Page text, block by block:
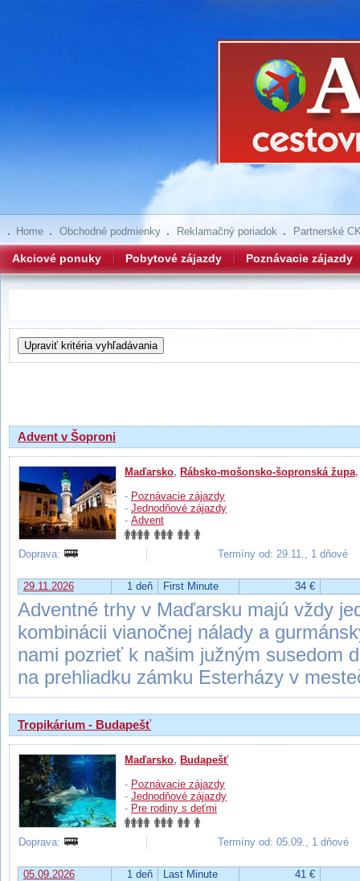
Home Obchodné podmienky Reklamačný poriadok Partnerské
Akciové ponuky Pobytové zájazdy Poznávacie zájazdy
Advent v Šoproni
Maďarsko, Rábsko-mošonsko-šopronská župa
- Poznávacie zájazdy
- Jednodňové zájazdy
- Advent
Doprava: Termíny od: 29.11., 1 dňové
29.11.2026 1 deň First Minute 34 €
Adventné trhy v Maďarsku majú vždy
kombinácii vianočnej nálady a
nami pozrieť k našim južným susedom
na prehliadku zámku Esterházy v
Tropikárium - Budapešť
Maďarsko, Budapešť
- Poznávacie zájazdy
- Jednodňové zájazdy
- Pre rodiny s deťmi
Doprava: Termíny od: 05.09., 1 dňové
05.09.2026 1 deň Last Minute 41 €